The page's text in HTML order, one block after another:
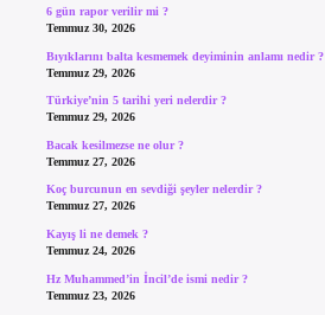
6 gün rapor verilir mi ?
Temmuz 30, 2026
Bıyıklarını balta kesmemek deyiminin anlamı nedir ?
Temmuz 29, 2026
Türkiye’nin 5 tarihi yeri nelerdir ?
Temmuz 29, 2026
Bacak kesilmezse ne olur ?
Temmuz 27, 2026
Koç burcunun en sevdiği şeyler nelerdir ?
Temmuz 27, 2026
Kayış li ne demek ?
Temmuz 24, 2026
Hz Muhammed’in İncil’de ismi nedir ?
Temmuz 23, 2026